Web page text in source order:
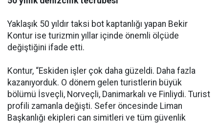
Yaklaşık 50 yıldır taksi bot kaptanlığı yapan Bekir
Kontur ise turizmin yıllar içinde önemli ölçüde
değiştiğini ifade etti.
Kontur, “Eskiden işler çok daha güzeldi. Daha fazla
kazanıyorduk. O dönem gelen turistlerin büyük
bölümü İsveçli, Norveçli, Danimarkalı ve Finliydi. Turist
profili zamanla değişti. Sefer öncesinde Liman
Başkanlığı ekipleri can simitleri ve tüm güvenlik